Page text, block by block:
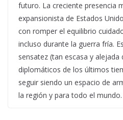
futuro. La creciente presencia
expansionista de Estados
con romper el equilibrio
incluso durante la guerra fría.
sensatez (tan escasa y alejada
diplomáticos de los últimos
seguir siendo un espacio de
la región y para todo el mundo.